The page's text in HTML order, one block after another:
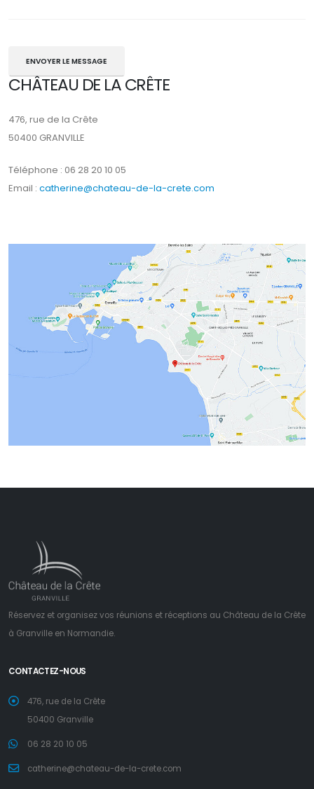
ENVOYER LE MESSAGE
CHÂTEAU DE LA CRÊTE
476, rue de la Crête
50400 GRANVILLE
Téléphone : 06 28 20 10 05
Email : catherine@chateau-de-la-crete.com
Réservez et organisez vos réunions et réceptions au Château de la Crête
à Granville en Normandie.
CONTACTEZ-NOUS
476, rue de la Crête
50400 Granville
06 28 20 10 05
catherine@chateau-de-la-crete.com